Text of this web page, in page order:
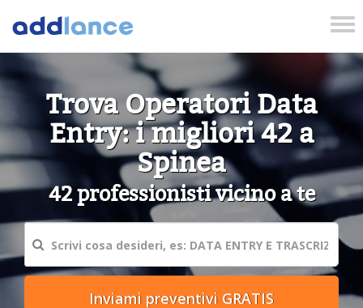
Trova Operatori Data
Entry: i migliori 42 a
Spinea
42 professionisti vicino a te